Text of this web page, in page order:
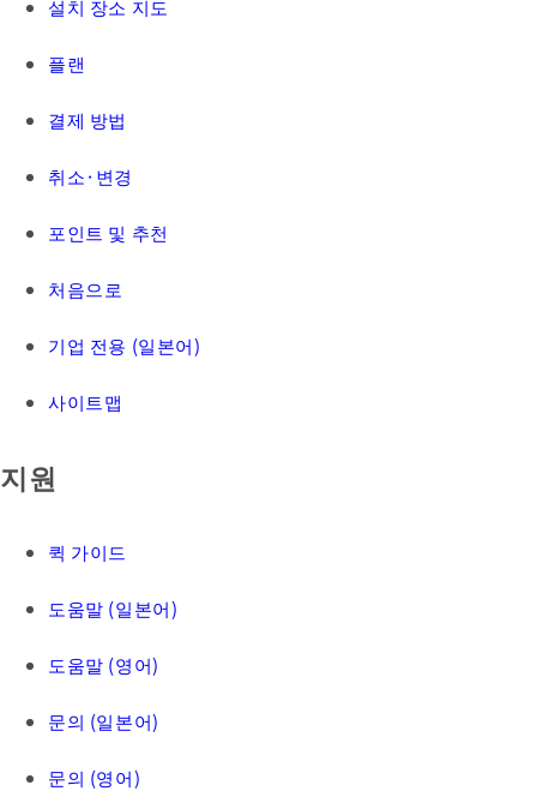
설치 장소 지도
플랜
결제 방법
취소·변경
포인트 및 추천
처음으로
기업 전용 (일본어)
사이트맵
지원
퀵 가이드
도움말 (일본어)
도움말 (영어)
문의 (일본어)
문의 (영어)